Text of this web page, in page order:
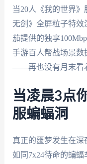
当20人《我的世界
无剑》全屏粒子特效
茄提供的独享
手游百人帮战场景数
——再也没有月末看
当凌晨3点
服蝙蝠洞
真正的噩梦发生在深
如同7x24待命的蝙